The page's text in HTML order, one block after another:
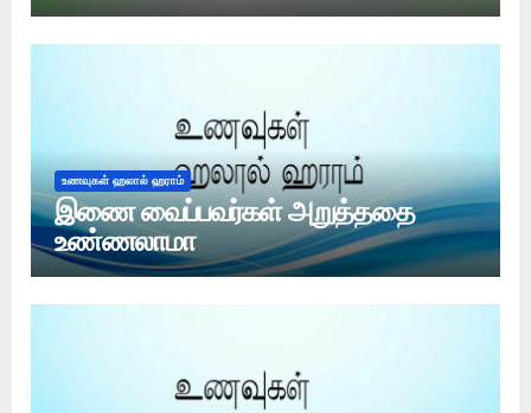
உணவுகள் ஹலால் ஹராம்
இணை வைப்பவர்கள் அறுத்ததை
உண்ணலாமா